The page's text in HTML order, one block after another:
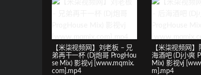
【米柒视频网】刘老板 – 兄
弟再干一杯 (Dj炮哥 ProgHou
se Mix) 影视vj [www.mqmix.
com].mp4
【米柒视频网
海酒吧 (Dj小爽
Mix) 影视vj
m].mp4